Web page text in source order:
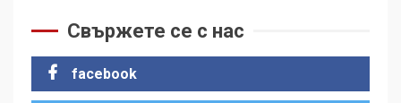
Свържете се с нас
facebook